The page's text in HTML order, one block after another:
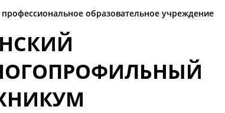
образовательное учреждение